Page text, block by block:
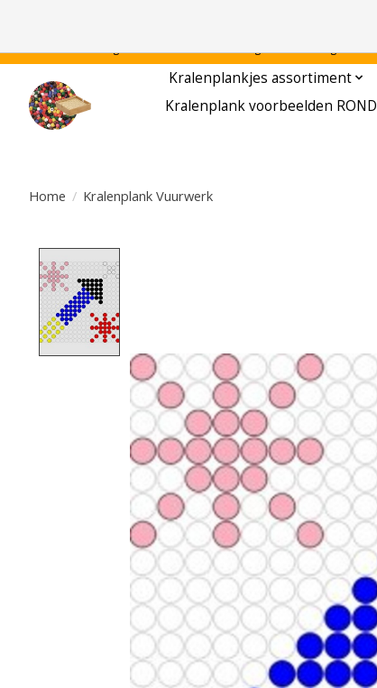
Kralenplankjes assortiment
Kralenplank voorbeelden ROND
Home / Kralenplank Vuurwerk